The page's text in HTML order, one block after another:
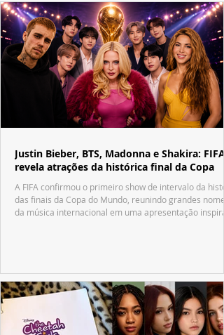
Justin Bieber, BTS, Madonna e Shakira: FIFA
revela atrações da histórica final da Copa
A FIFA confirmou o primeiro show de intervalo da
das finais da Copa do Mundo, reunindo grandes nomes
da música internacional em uma apresentação